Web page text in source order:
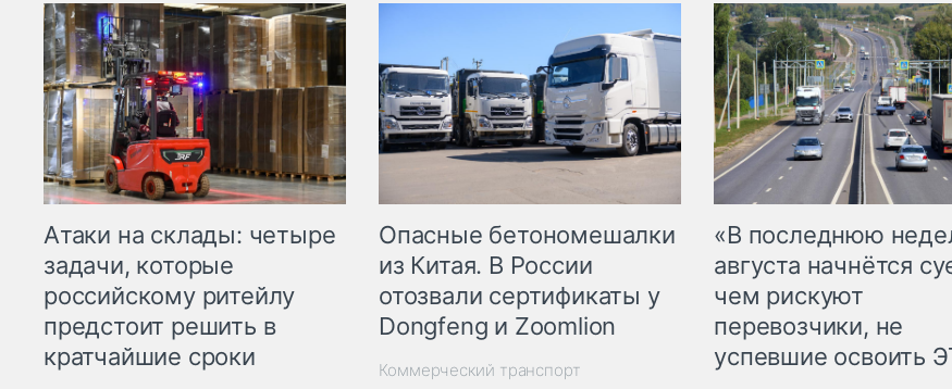
Атаки на склады: четыре
задачи, которые
российскому ритейлу
предстоит решить в
кратчайшие сроки
Опасные бетономешалки
из Китая. В России
отозвали сертификаты у
Dongfeng и Zoomlion
Коммерческий транспорт
«В последнюю
августа начнётся
чем рискуют
перевозчики, не
успевшие освоить